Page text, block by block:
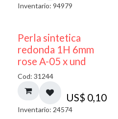
Inventario: 94979
Perla sintetica
redonda 1H 6mm
rose A-05 x und
Cod: 31244
US$ 0,10
Inventario: 24574